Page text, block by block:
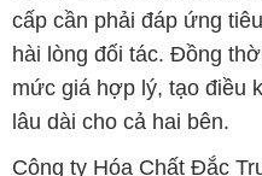
cấp cần phải đáp ứng
hài lòng đối tác. Đồng
mức giá hợp lý, tạo điều
lâu dài cho cả hai bên.
Công ty Hóa Chất Đắc